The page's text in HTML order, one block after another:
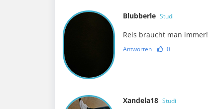
Blubberle Studi
Reis braucht man immer!
Antworten 0
Xandela18 Studi